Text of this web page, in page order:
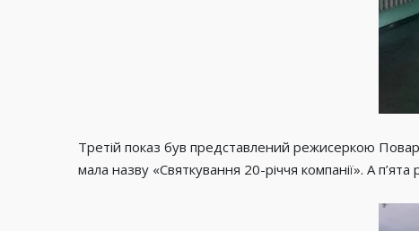
Третій показ був представлений режисеркою
мала назву «Святкування 20-річчя компанії». А